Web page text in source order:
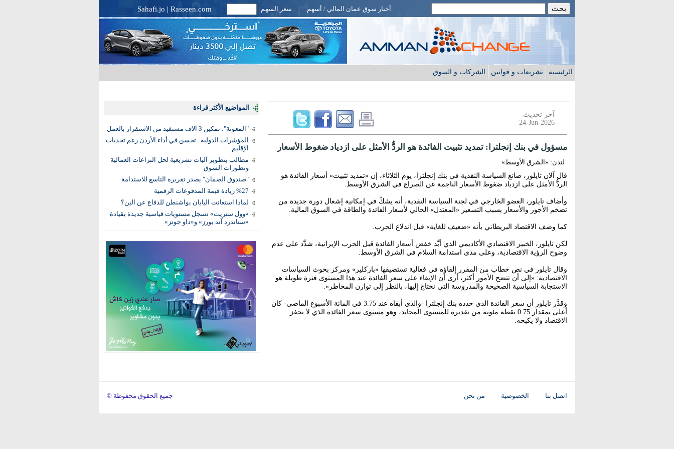
أخبار سوق عمان المالي / أسهم سعر السهم Sahafi.jo | Rasseen.com
الرئيسية تشريعات و قوانين الشركات و السوق
المواضيع الأكثر قراءة
"المعونة": تمكين 3 آلاف مستفيد من الاستقرار بالعمل
المؤشرات الدولية.. تحسن في أداء الأردن رغم تحديات
الإقليم
مطالب بتطوير آليات تشريعية لحل النزاعات العمالية
وتطورات السوق
"صندوق الضمان" يصدر تقريره التاسع للاستدامة
%27 زيادة قيمة المدفوعات الرقمية
لماذا استعانت اليابان بواشنطن للدفاع عن الين؟
«وول ستريت» تسجل مستويات قياسية جديدة بقيادة
«ستاندرد آند بورز» و«داو جونز»
آخر تحديث
24-Jun-2026
مسؤول في بنك إنجلترا: تمديد تثبيت الفائدة هو الردُّ الأمثل على ازدياد ضغوط الأسعار
لندن: «الشرق الأوسط»
قال آلان تايلور، صانع السياسة النقدية في بنك إنجلترا، يوم الثلاثاء، إن «تمديد تثبيت» أسعار الفائدة هو
الردُّ الأمثل على ازدياد ضغوط الأسعار الناجمة عن الصراع في الشرق الأوسط.
وأضاف تايلور، العضو الخارجي في لجنة السياسة النقدية، أنه يشكّ في إمكانية إشعال دورة جديدة من
تضخم الأجور والأسعار بسبب التسعير «المعتدل» الحالي لأسعار الفائدة والطاقة في السوق المالية.
كما وصف الاقتصاد البريطاني بأنه «ضعيف للغاية» قبل اندلاع الحرب.
لكن تايلور، الخبير الاقتصادي الأكاديمي الذي أيَّد خفض أسعار الفائدة قبل الحرب الإيرانية، شدَّد على عدم
وضوح الرؤية الاقتصادية، وعلى مدى استدامة السلام في الشرق الأوسط.
وقال تايلور في نص خطاب من المقرر إلقاؤه في فعالية تستضيفها «باركليز» ومركز بحوث السياسات
الاقتصادية: «إلى أن تتضح الأمور أكثر، أرى أن الإبقاء على سعر الفائدة عند هذا المستوى فترة طويلة هو
الاستجابة السياسية الصحيحة والمدروسة التي نحتاج إليها، بالنظر إلى توازن المخاطر».
وقدَّر تايلور أن سعر الفائدة الذي حدده بنك إنجلترا -والذي أبقاه عند 3.75 في المائة الأسبوع الماضي- كان
أعلى بمقدار 0.75 نقطة مئوية من تقديره للمستوى المحايد، وهو مستوى سعر الفائدة الذي لا يحفز
الاقتصاد ولا يكبحه.
اتصل بنا الخصوصية من نحن © جميع الحقوق محفوظة